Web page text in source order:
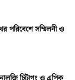
পরিবেশে সম্মিলনী ও